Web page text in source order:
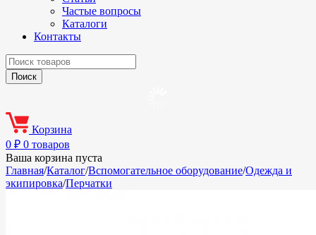
Частые вопросы
Каталоги
Контакты
Корзина
0 ₽ 0 товаров
Ваша корзина пуста
Главная/Каталог/Вспомогательное оборудование/Одежда и
экипировка/Перчатки